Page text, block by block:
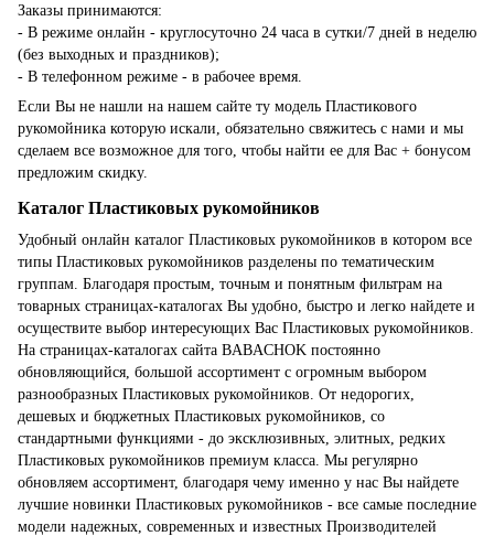
Заказы принимаются:
- В режиме онлайн - круглосуточно 24 часа в сутки/7 дней в неделю
(без выходных и праздников);
- В телефонном режиме - в рабочее время.
Если Вы не нашли на нашем сайте ту модель Пластикового
рукомойника которую искали, обязательно свяжитесь с нами и мы
сделаем все возможное для того, чтобы найти ее для Вас + бонусом
предложим скидку.
Каталог Пластиковых рукомойников
Удобный онлайн каталог Пластиковых рукомойников в котором все
типы Пластиковых рукомойников разделены по тематическим
группам. Благодаря простым, точным и понятным фильтрам на
товарных страницах-каталогах Вы удобно, быстро и легко найдете и
осуществите выбор интересующих Вас Пластиковых рукомойников.
На страницах-каталогах сайта BABACHOK постоянно
обновляющийся, большой ассортимент с огромным выбором
разнообразных Пластиковых рукомойников. От недорогих,
дешевых и бюджетных Пластиковых рукомойников, со
стандартными функциями - до эксклюзивных, элитных, редких
Пластиковых рукомойников премиум класса. Мы регулярно
обновляем ассортимент, благодаря чему именно у нас Вы найдете
лучшие новинки Пластиковых рукомойников - все самые последние
модели надежных, современных и известных Производителей